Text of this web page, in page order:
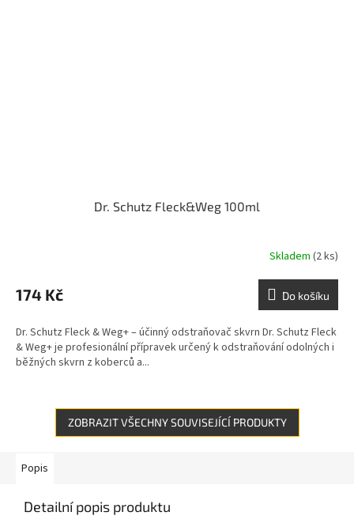
Dr. Schutz Fleck&Weg 100ml
Skladem (2 ks)
174 Kč Do košíku
Dr. Schutz Fleck & Weg+ – účinný odstraňovač skvrn Dr. Schutz Fleck
& Weg+ je profesionální přípravek určený k odstraňování odolných i
běžných skvrn z koberců a...
ZOBRAZIT VŠECHNY SOUVISEJÍCÍ PRODUKTY
Popis
Detailní popis produktu